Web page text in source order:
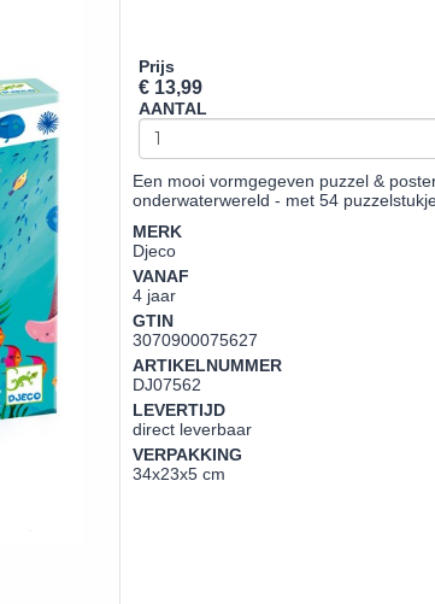
Prijs
€ 13,99
AANTAL
Een mooi vormgegeven puzzel &
onderwaterwereld - met 54
MERK
Djeco
VANAF
4 jaar
GTIN
3070900075627
ARTIKELNUMMER
DJ07562
LEVERTIJD
direct leverbaar
VERPAKKING
34x23x5 cm